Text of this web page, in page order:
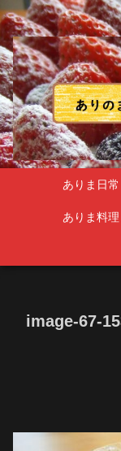
ありま日常
ありま料理
image-67-